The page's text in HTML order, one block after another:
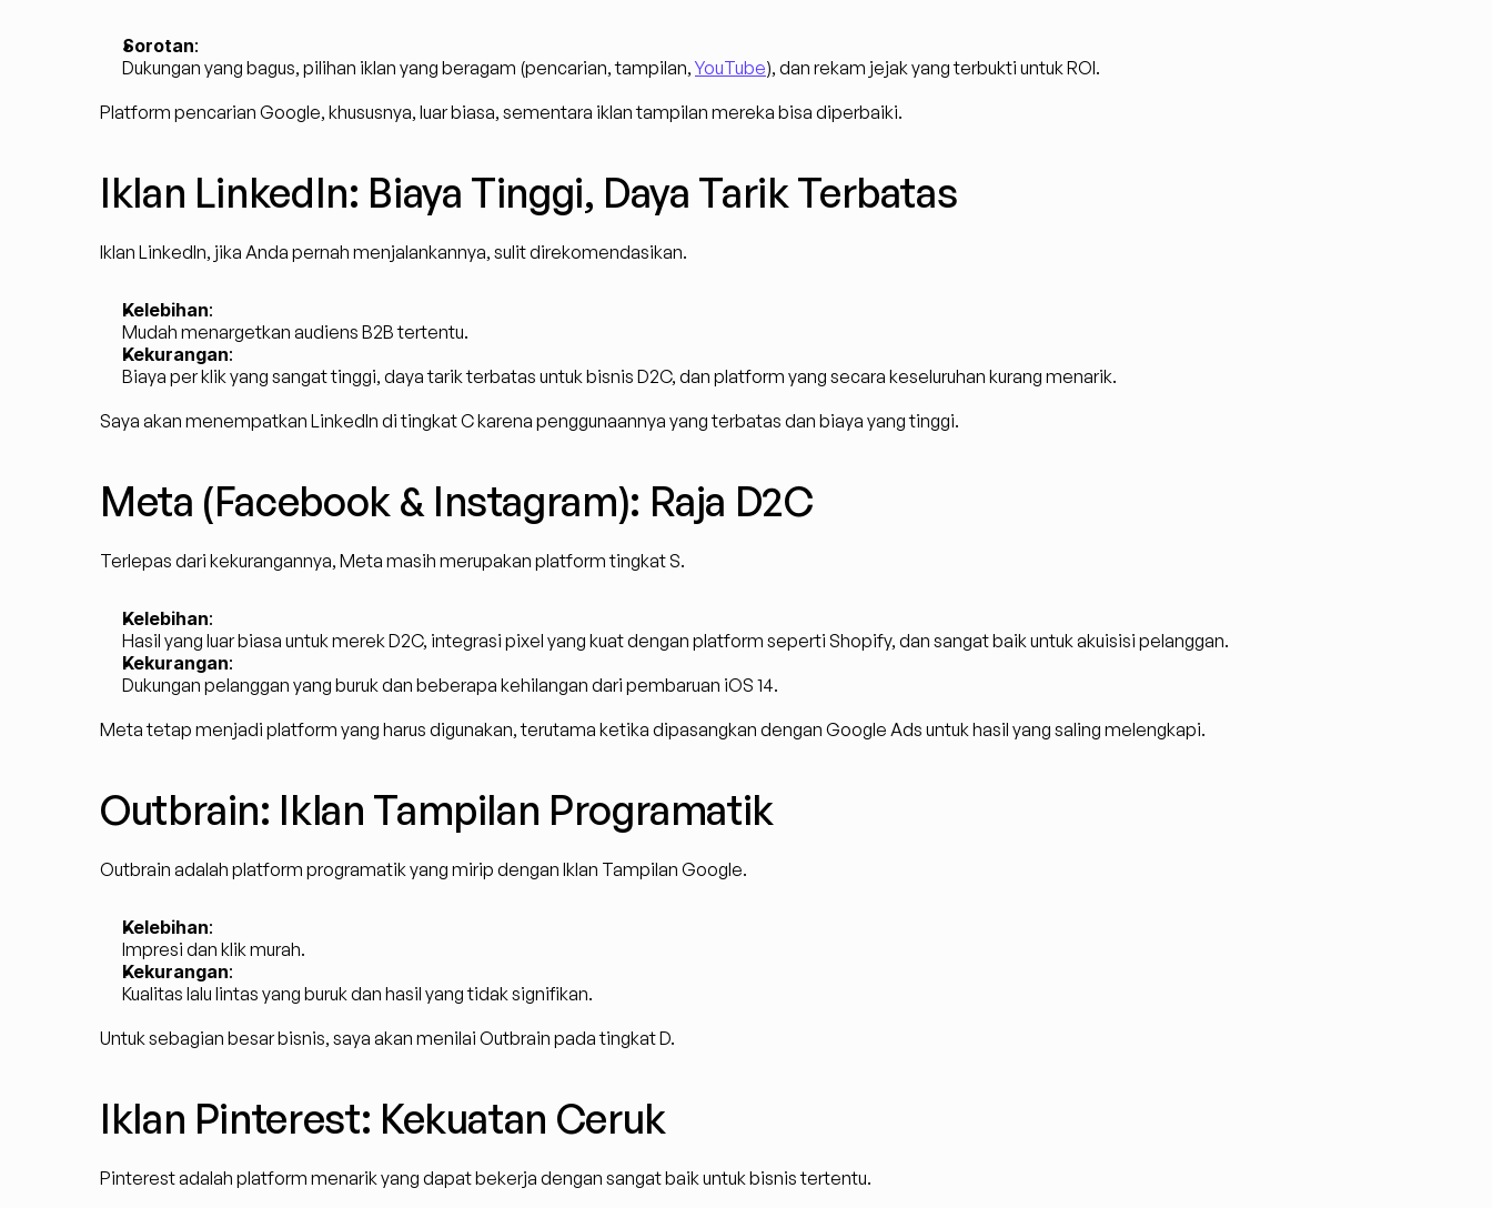
Sorotan:
Dukungan yang bagus, pilihan iklan yang beragam (pencarian, tampilan, YouTube), dan rekam jejak yang terbukti untuk ROI.
Platform pencarian Google, khususnya, luar biasa, sementara iklan tampilan mereka bisa diperbaiki.
Iklan LinkedIn: Biaya Tinggi, Daya Tarik Terbatas
Iklan LinkedIn, jika Anda pernah menjalankannya, sulit direkomendasikan.
Kelebihan:
Mudah menargetkan audiens B2B tertentu.
Kekurangan:
Biaya per klik yang sangat tinggi, daya tarik terbatas untuk bisnis D2C, dan platform yang secara keseluruhan kurang menarik.
Saya akan menempatkan LinkedIn di tingkat C karena penggunaannya yang terbatas dan biaya yang tinggi.
Meta (Facebook & Instagram): Raja D2C
Terlepas dari kekurangannya, Meta masih merupakan platform tingkat S.
Kelebihan:
Hasil yang luar biasa untuk merek D2C, integrasi pixel yang kuat dengan platform seperti Shopify, dan sangat baik untuk akuisisi pelanggan.
Kekurangan:
Dukungan pelanggan yang buruk dan beberapa kehilangan dari pembaruan iOS 14.
Meta tetap menjadi platform yang harus digunakan, terutama ketika dipasangkan dengan Google Ads untuk hasil yang saling melengkapi.
Outbrain: Iklan Tampilan Programatik
Outbrain adalah platform programatik yang mirip dengan Iklan Tampilan Google.
Kelebihan:
Impresi dan klik murah.
Kekurangan:
Kualitas lalu lintas yang buruk dan hasil yang tidak signifikan.
Untuk sebagian besar bisnis, saya akan menilai Outbrain pada tingkat D.
Iklan Pinterest: Kekuatan Ceruk
Pinterest adalah platform menarik yang dapat bekerja dengan sangat baik untuk bisnis tertentu.